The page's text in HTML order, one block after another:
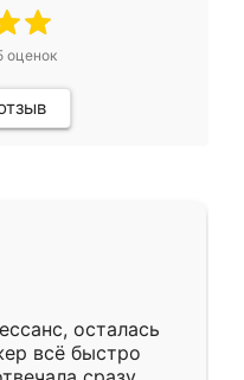
оценок
осталась
всё быстро